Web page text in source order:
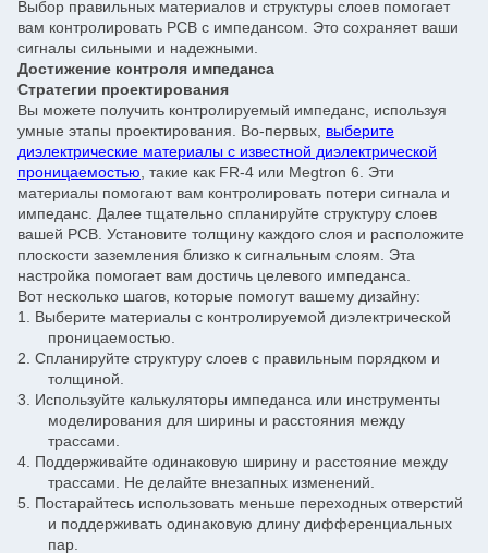
Выбор правильных материалов и структуры слоев помогает
вам контролировать PCB с импедансом. Это сохраняет ваши
сигналы сильными и надежными.
Достижение контроля импеданса
Стратегии проектирования
Вы можете получить контролируемый импеданс, используя
умные этапы проектирования. Во-первых, выберите
диэлектрические материалы с известной диэлектрической
проницаемостью, такие как FR-4 или Megtron 6. Эти
материалы помогают вам контролировать потери сигнала и
импеданс. Далее тщательно спланируйте структуру слоев
вашей PCB. Установите толщину каждого слоя и расположите
плоскости заземления близко к сигнальным слоям. Эта
настройка помогает вам достичь целевого импеданса.
Вот несколько шагов, которые помогут вашему дизайну:
1. Выберите материалы с контролируемой диэлектрической
проницаемостью.
2. Спланируйте структуру слоев с правильным порядком и
толщиной.
3. Используйте калькуляторы импеданса или инструменты
моделирования для ширины и расстояния между
трассами.
4. Поддерживайте одинаковую ширину и расстояние между
трассами. Не делайте внезапных изменений.
5. Постарайтесь использовать меньше переходных отверстий
и поддерживать одинаковую длину дифференциальных
пар.